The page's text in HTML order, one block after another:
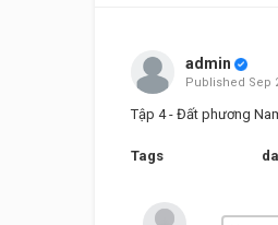
admin
Published Sep
Tập 4 - Đất phương
Tags